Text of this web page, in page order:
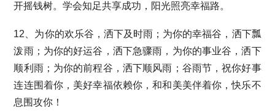
开摇钱树。学会知足共享成功，阳光照亮幸福路。
12、为你的欢乐谷，洒下及时雨；为你的幸福谷，洒下瓢
泼雨；为你的好运谷，洒下急骤雨，为你的事业谷，洒下
顺利雨；为你的前程谷，洒下顺风雨；谷雨节，祝你好事
连连围着你，美好幸福依赖你，和和美美伴着你，快乐不
息围攻你！